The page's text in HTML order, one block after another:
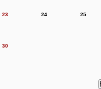
23 24 25
30